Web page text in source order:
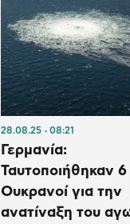
28.08.25 08:21
Γερμανία:
Ταυτοποιήθηκαν 6
Ουκρανοί για την
ανατίναξη του